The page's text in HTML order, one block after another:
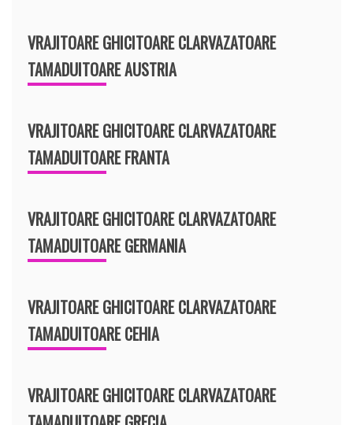
VRAJITOARE GHICITOARE CLARVAZATOARE
TAMADUITOARE AUSTRIA
VRAJITOARE GHICITOARE CLARVAZATOARE
TAMADUITOARE FRANTA
VRAJITOARE GHICITOARE CLARVAZATOARE
TAMADUITOARE GERMANIA
VRAJITOARE GHICITOARE CLARVAZATOARE
TAMADUITOARE CEHIA
VRAJITOARE GHICITOARE CLARVAZATOARE